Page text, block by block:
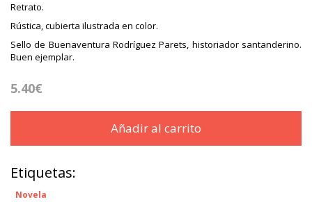
Retrato.
Rústica, cubierta ilustrada en color.
Sello de Buenaventura Rodríguez Parets, historiador santanderino.
Buen ejemplar.
5.40€
Añadir al carrito
Etiquetas:
Novela